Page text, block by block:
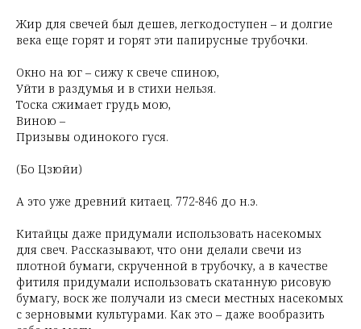
Жир для свечей был дешев, легкодоступен – и долгие
века еще горят и горят эти папирусные трубочки.
Окно на юг – сижу к свече спиною,
Уйти в раздумья и в стихи нельзя.
Тоска сжимает грудь мою,
Виною –
Призывы одинокого гуся.
(Бо Цзюйи)
А это уже древний китаец. 772-846 до н.э.
Китайцы даже придумали использовать насекомых
для свеч. Рассказывают, что они делали свечи из
плотной бумаги, скрученной в трубочку, а в качестве
фитиля придумали использовать скатанную рисовую
бумагу, воск же получали из смеси местных насекомых
с зерновыми культурами. Как это – даже вообразить